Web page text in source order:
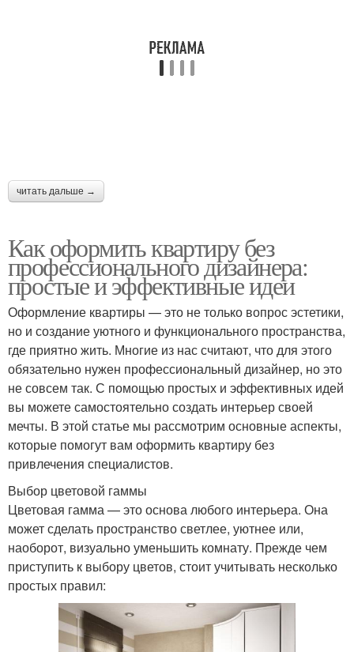
читать дальше →
Как оформить квартиру без
профессионального дизайнера:
простые и эффективные идеи
Оформление квартиры — это не только вопрос эстетики,
но и создание уютного и функционального пространства,
где приятно жить. Многие из нас считают, что для этого
обязательно нужен профессиональный дизайнер, но это
не совсем так. С помощью простых и эффективных идей
вы можете самостоятельно создать интерьер своей
мечты. В этой статье мы рассмотрим основные аспекты,
которые помогут вам оформить квартиру без
привлечения специалистов.
Выбор цветовой гаммы
Цветовая гамма — это основа любого интерьера. Она
может сделать пространство светлее, уютнее или,
наоборот, визуально уменьшить комнату. Прежде чем
приступить к выбору цветов, стоит учитывать несколько
простых правил: